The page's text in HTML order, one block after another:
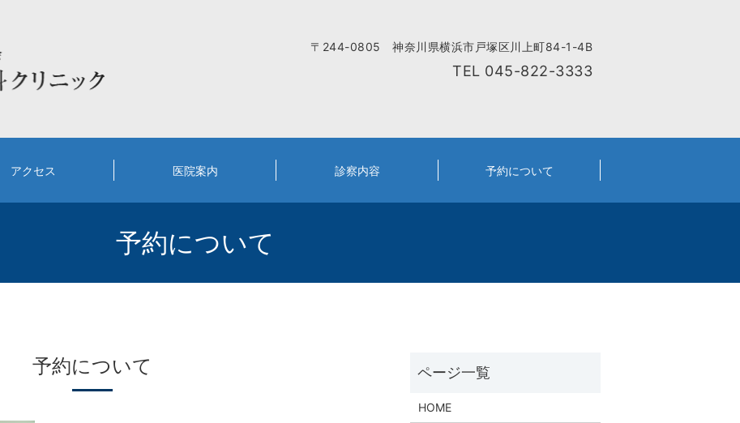
〒244-0805 神奈川県横浜市戸塚区川上町84-1-4B
TEL 045-822-3333
アクセス 医院案内 診察内容 予約について
予約について
予約について
HOME